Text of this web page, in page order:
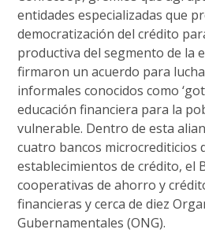
entidades especializadas que
democratización del crédito
productiva del segmento de la
firmaron un acuerdo para
informales conocidos como
educación financiera para la
vulnerable. Dentro de esta
cuatro bancos microcrediticios
establecimientos de crédito, el
cooperativas de ahorro y
financieras y cerca de diez
Gubernamentales (ONG).